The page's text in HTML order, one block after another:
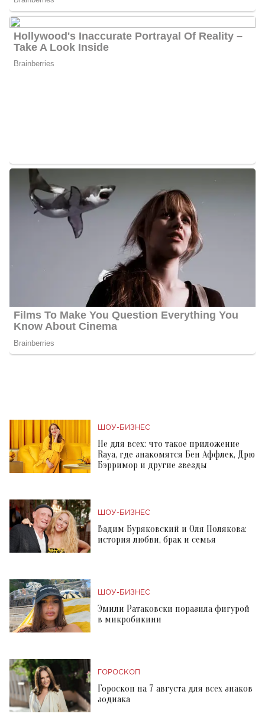
ШОУ-БИЗНЕС
Не для всех: что такое приложение
Raya, где знакомятся Бен Аффлек, Дрю
Бэрримор и другие звезды
ШОУ-БИЗНЕС
Вадим Буряковский и Оля Полякова:
история любви, брак и семья
ШОУ-БИЗНЕС
Эмили Ратаковски поразила фигурой
в микробикини
ГОРОСКОП
Гороскоп на 7 августа для всех знаков
зодиака